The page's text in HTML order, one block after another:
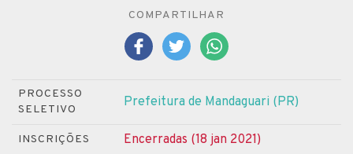
COMPARTILHAR
PROCESSO
SELETIVO
Prefeitura de Mandaguari (PR)
INSCRIÇÕES Encerradas (18 jan 2021)